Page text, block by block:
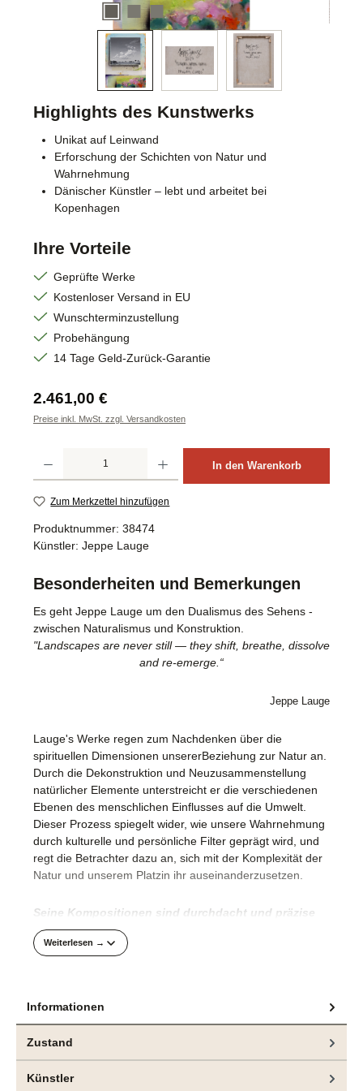
Highlights des Kunstwerks
Unikat auf Leinwand
Erforschung der Schichten von Natur und
Wahrnehmung
Dänischer Künstler – lebt und arbeitet bei
Kopenhagen
Ihre Vorteile
Geprüfte Werke
Kostenloser Versand in EU
Wunschterminzustellung
Probehängung
14 Tage Geld-Zurück-Garantie
Regulärer Preis:
2.461,00 €
Preise inkl. MwSt. zzgl. Versandkosten
In den Warenkorb
Zum Merkzettel hinzufügen
Produktnummer: 38474
Künstler: Jeppe Lauge
Besonderheiten und Bemerkungen
Es geht Jeppe Lauge um den Dualismus des Sehens -
zwischen Naturalismus und Konstruktion.
"Landscapes are never still — they shift, breathe, dissolve
and re-emerge.“
Jeppe Lauge
Lauge's Werke regen zum Nachdenken über die
spirituellen Dimensionen unsererBeziehung zur Natur an.
Durch die Dekonstruktion und Neuzusammenstellung
natürlicher Elemente unterstreicht er die verschiedenen
Ebenen des menschlichen Einflusses auf die Umwelt.
Dieser Prozess spiegelt wider, wie unsere Wahrnehmung
durch kulturelle und persönliche Filter geprägt wird, und
regt die Betrachter dazu an, sich mit der Komplexität der
Natur und unserem Platzin ihr auseinanderzusetzen.
Seine Kompositionen sind durchdacht und präzise
umgesetzt.
bringt, vergegenwärtigt die akribische Herangehensweise
Das hier angebotene Gemälde und weitere Arbeiten
sind aktuell in der Ausstellung "CONTROL“, bei
Weiterlesen →
Informationen
Zustand
Künstler